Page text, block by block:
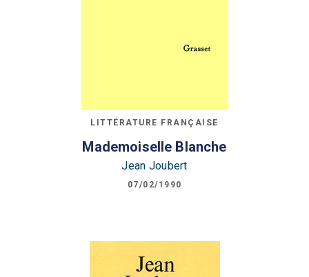
LITTÉRATURE FRANÇAISE
Mademoiselle Blanche
Jean Joubert
07/02/1990